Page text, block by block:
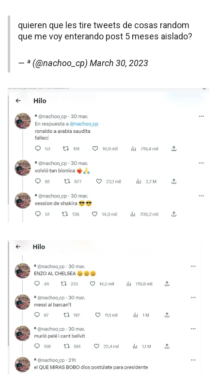
quieren que les tire tweets de cosas random
que me voy enterando post 5 meses aislado?
— ª (@nachoo_cp) March 30, 2023